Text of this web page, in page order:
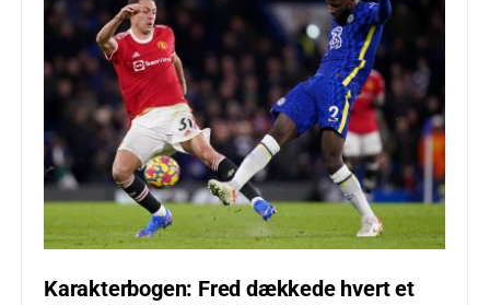
Karakterbogen: Fred dækkede hvert et